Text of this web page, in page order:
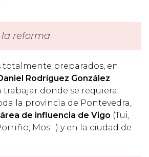
.
reforma
totalmente preparados, en
Rodríguez González
trabajar donde se requiera.
la provincia de Pontevedra,
área de influencia de Vigo (Tui,
Mos…) y en la ciudad de